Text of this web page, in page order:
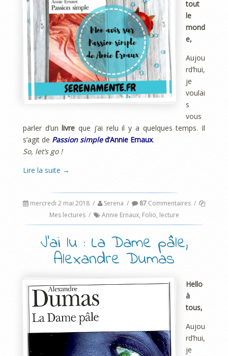
tout
le
mond
e,
Aujou
rd’hui,
je
voulai
s
vous
parler d’un livre que j’ai relu il y a quelques temps. Il
s’agit de Passion simpled’Annie Ernaux.
So, let’s go !
Lire la suite →
mercredi 2 mai 2018 / Serena / 87 Commentaires /
Mes lectures / Annie Ernaux, Folio, lecture
J’ai lu : La Dame pâle,
Alexandre Dumas
Hello
à
tous,
Aujou
rd’hui,
je